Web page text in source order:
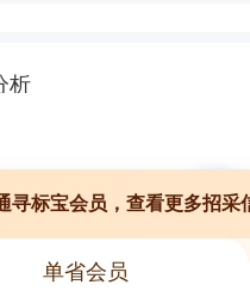
析
寻标宝会员，查看更多招采
单省会员